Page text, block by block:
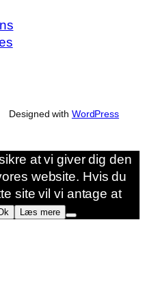
Designed with WordPress
at vi giver dig den
website. Hvis du
site vil vi antage at
Læs mere